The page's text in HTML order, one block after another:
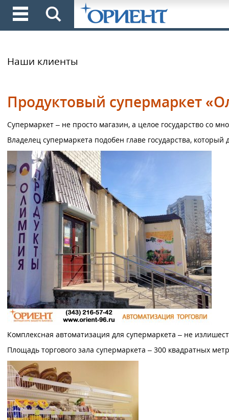
Наши клиенты
Продуктовый супермаркет
Супермаркет – не просто магазин, а целое государство со
Владелец супермаркета подобен главе государства,
Комплексная автоматизация для супермаркета – не
Площадь торгового зала супермаркета – 300 квадратных